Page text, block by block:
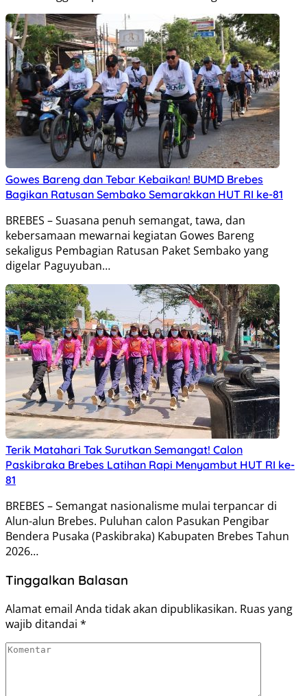
Gowes Bareng dan Tebar Kebaikan! BUMD Brebes
Bagikan Ratusan Sembako Semarakkan HUT RI ke-81
BREBES – Suasana penuh semangat, tawa, dan
kebersamaan mewarnai kegiatan Gowes Bareng
sekaligus Pembagian Ratusan Paket Sembako yang
digelar Paguyuban…
Terik Matahari Tak Surutkan Semangat! Calon
Paskibraka Brebes Latihan Rapi Menyambut HUT RI ke-
81
BREBES – Semangat nasionalisme mulai terpancar di
Alun-alun Brebes. Puluhan calon Pasukan Pengibar
Bendera Pusaka (Paskibraka) Kabupaten Brebes Tahun
2026…
Tinggalkan Balasan
Alamat email Anda tidak akan dipublikasikan. Ruas yang
wajib ditandai *